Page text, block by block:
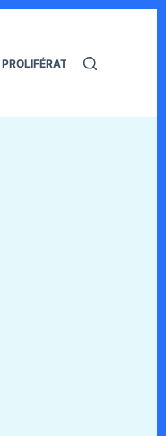
PROLIFÉRATION DES RATS